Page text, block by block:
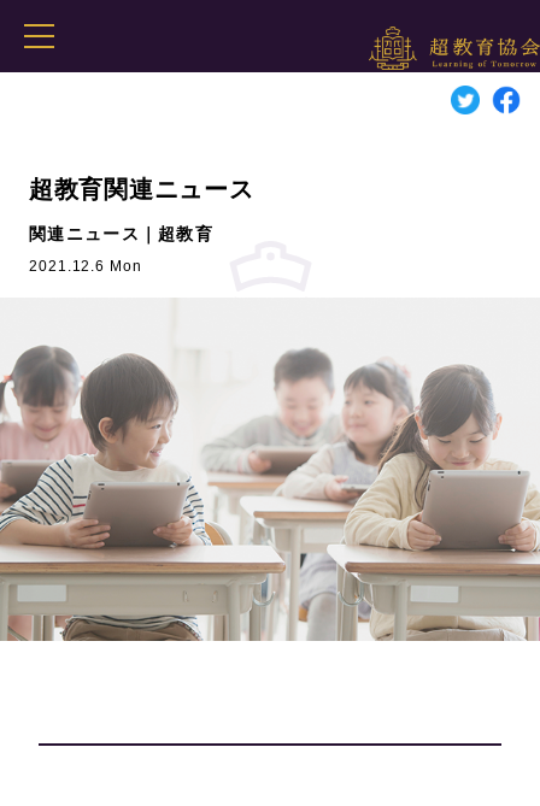
超教育関連ニュース
関連ニュース｜超教育
2021.12.6 Mon